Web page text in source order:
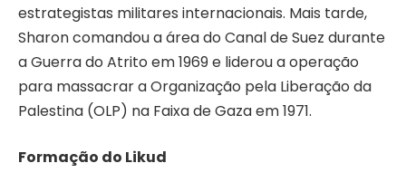
estrategistas militares internacionais. Mais tarde,
Sharon comandou a área do Canal de Suez durante
a Guerra do Atrito em 1969 e liderou a operação
para massacrar a Organização pela Liberação da
Palestina (OLP) na Faixa de Gaza em 1971.
Formação do Likud